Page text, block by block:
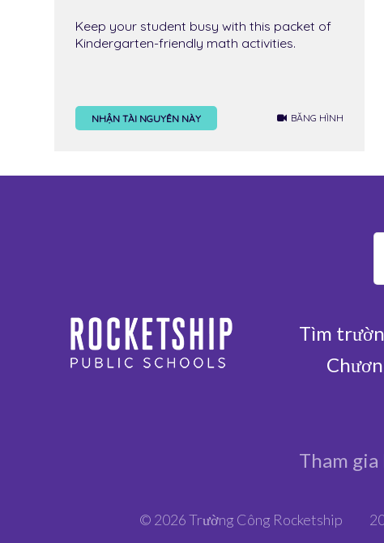
Keep your student busy with this packet of
Kindergarten-friendly math activities.
NHẬN TÀI NGUYÊN NÀY BĂNG HÌNH
Tìm
Tham
© 2026 Trường Công Rocketship